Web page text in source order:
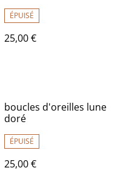
ÉPUISÉ
25,00 €
boucles d'oreilles lune
doré
ÉPUISÉ
25,00 €